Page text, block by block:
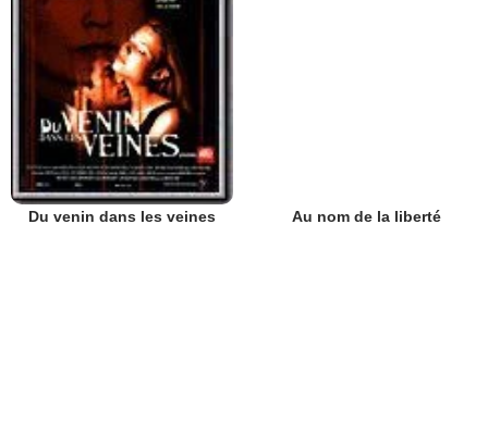
Du venin dans les veines Au nom de la liberté